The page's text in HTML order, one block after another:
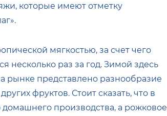
которые имеют отметку
мягкостью, за счет чего
несколько раз за год. Зимой здесь
рынке представлено разнообразие
фруктов. Стоит сказать, что в
производства, а рожковое